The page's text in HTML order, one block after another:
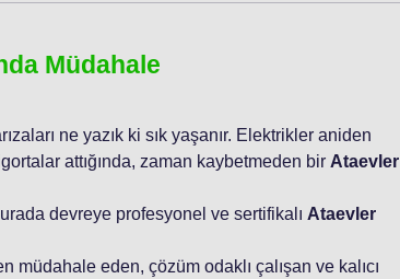
Müdahale
ne yazık ki sık yaşanır. Elektrikler aniden
attığında, zaman kaybetmeden bir Ataevler
devreye profesyonel ve sertifikalı Ataevler
müdahale eden, çözüm odaklı çalışan ve kalıcı